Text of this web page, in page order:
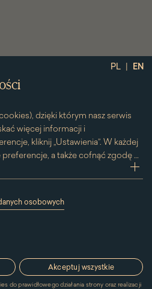
PL | EN
dzięki którym nasz serwis
kliknij „Ustawienia”. W każdej
a także cofnąć zgodę na
to zrobić, klikając na podstronę
aktywujesz zgodę na
suwak w lewą stronę
osobowych
do prawidłowego działania strony oraz realizacji
Akceptuj wszystkie